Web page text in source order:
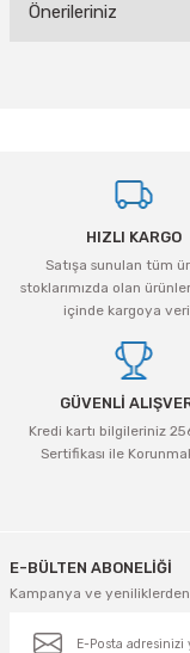
Önerileriniz
Ürün resmi kalitesiz,
Ürün açıklamasında
Ürün bilgilerinde
Ürün fiyatı diğer
Bu ürüne benzer
HIZLI KARGO
Satışa sunulan tüm
stoklarımızda olan
içinde kargoya
GÜVENLİ
Kredi kartı bilgileriniz
Sertifikası ile
E-BÜLTEN ABONELİĞİ
Kampanya ve